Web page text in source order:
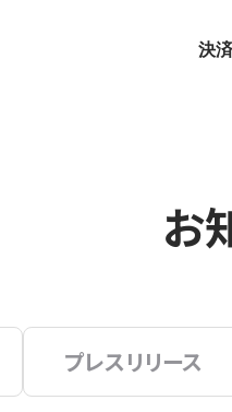
決
お
プレスリリース